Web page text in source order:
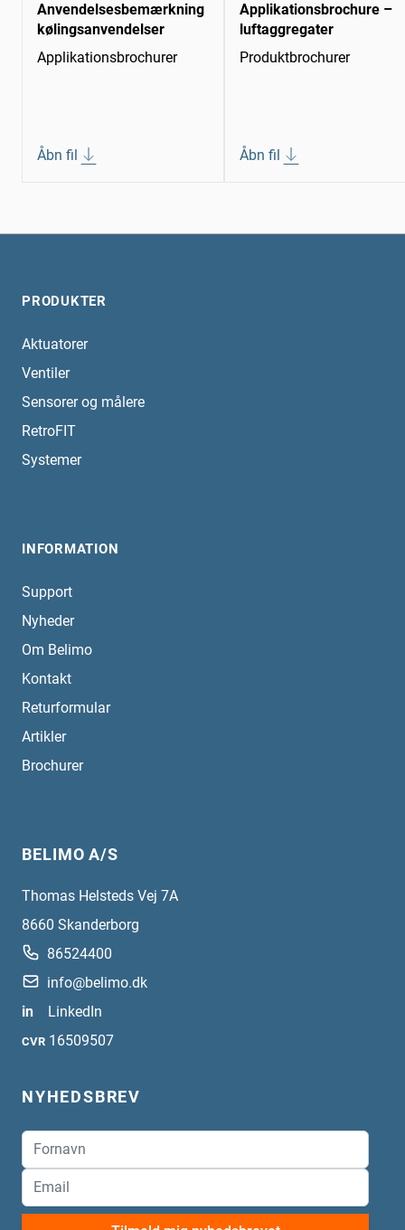
Anvendelsesbemærkning
kølingsanvendelser
Applikationsbrochurer
Åbn fil
Applikationsbrochure –
luftaggregater
Produktbrochurer
Åbn fil
PRODUKTER
Aktuatorer
Ventiler
Sensorer og målere
RetroFIT
Systemer
INFORMATION
Support
Nyheder
Om Belimo
Kontakt
Returformular
Artikler
Brochurer
BELIMO A/S
Thomas Helsteds Vej 7A
8660 Skanderborg
86524400
info@belimo.dk
in
LinkedIn
CVR 16509507
NYHEDSBREV